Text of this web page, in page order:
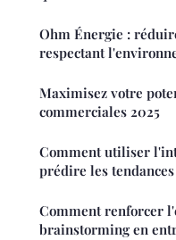
Ohm Énergie :
respectant
Maximisez votre
commerciales 2025
Comment utiliser
prédire les
Comment renforcer
brainstorming en